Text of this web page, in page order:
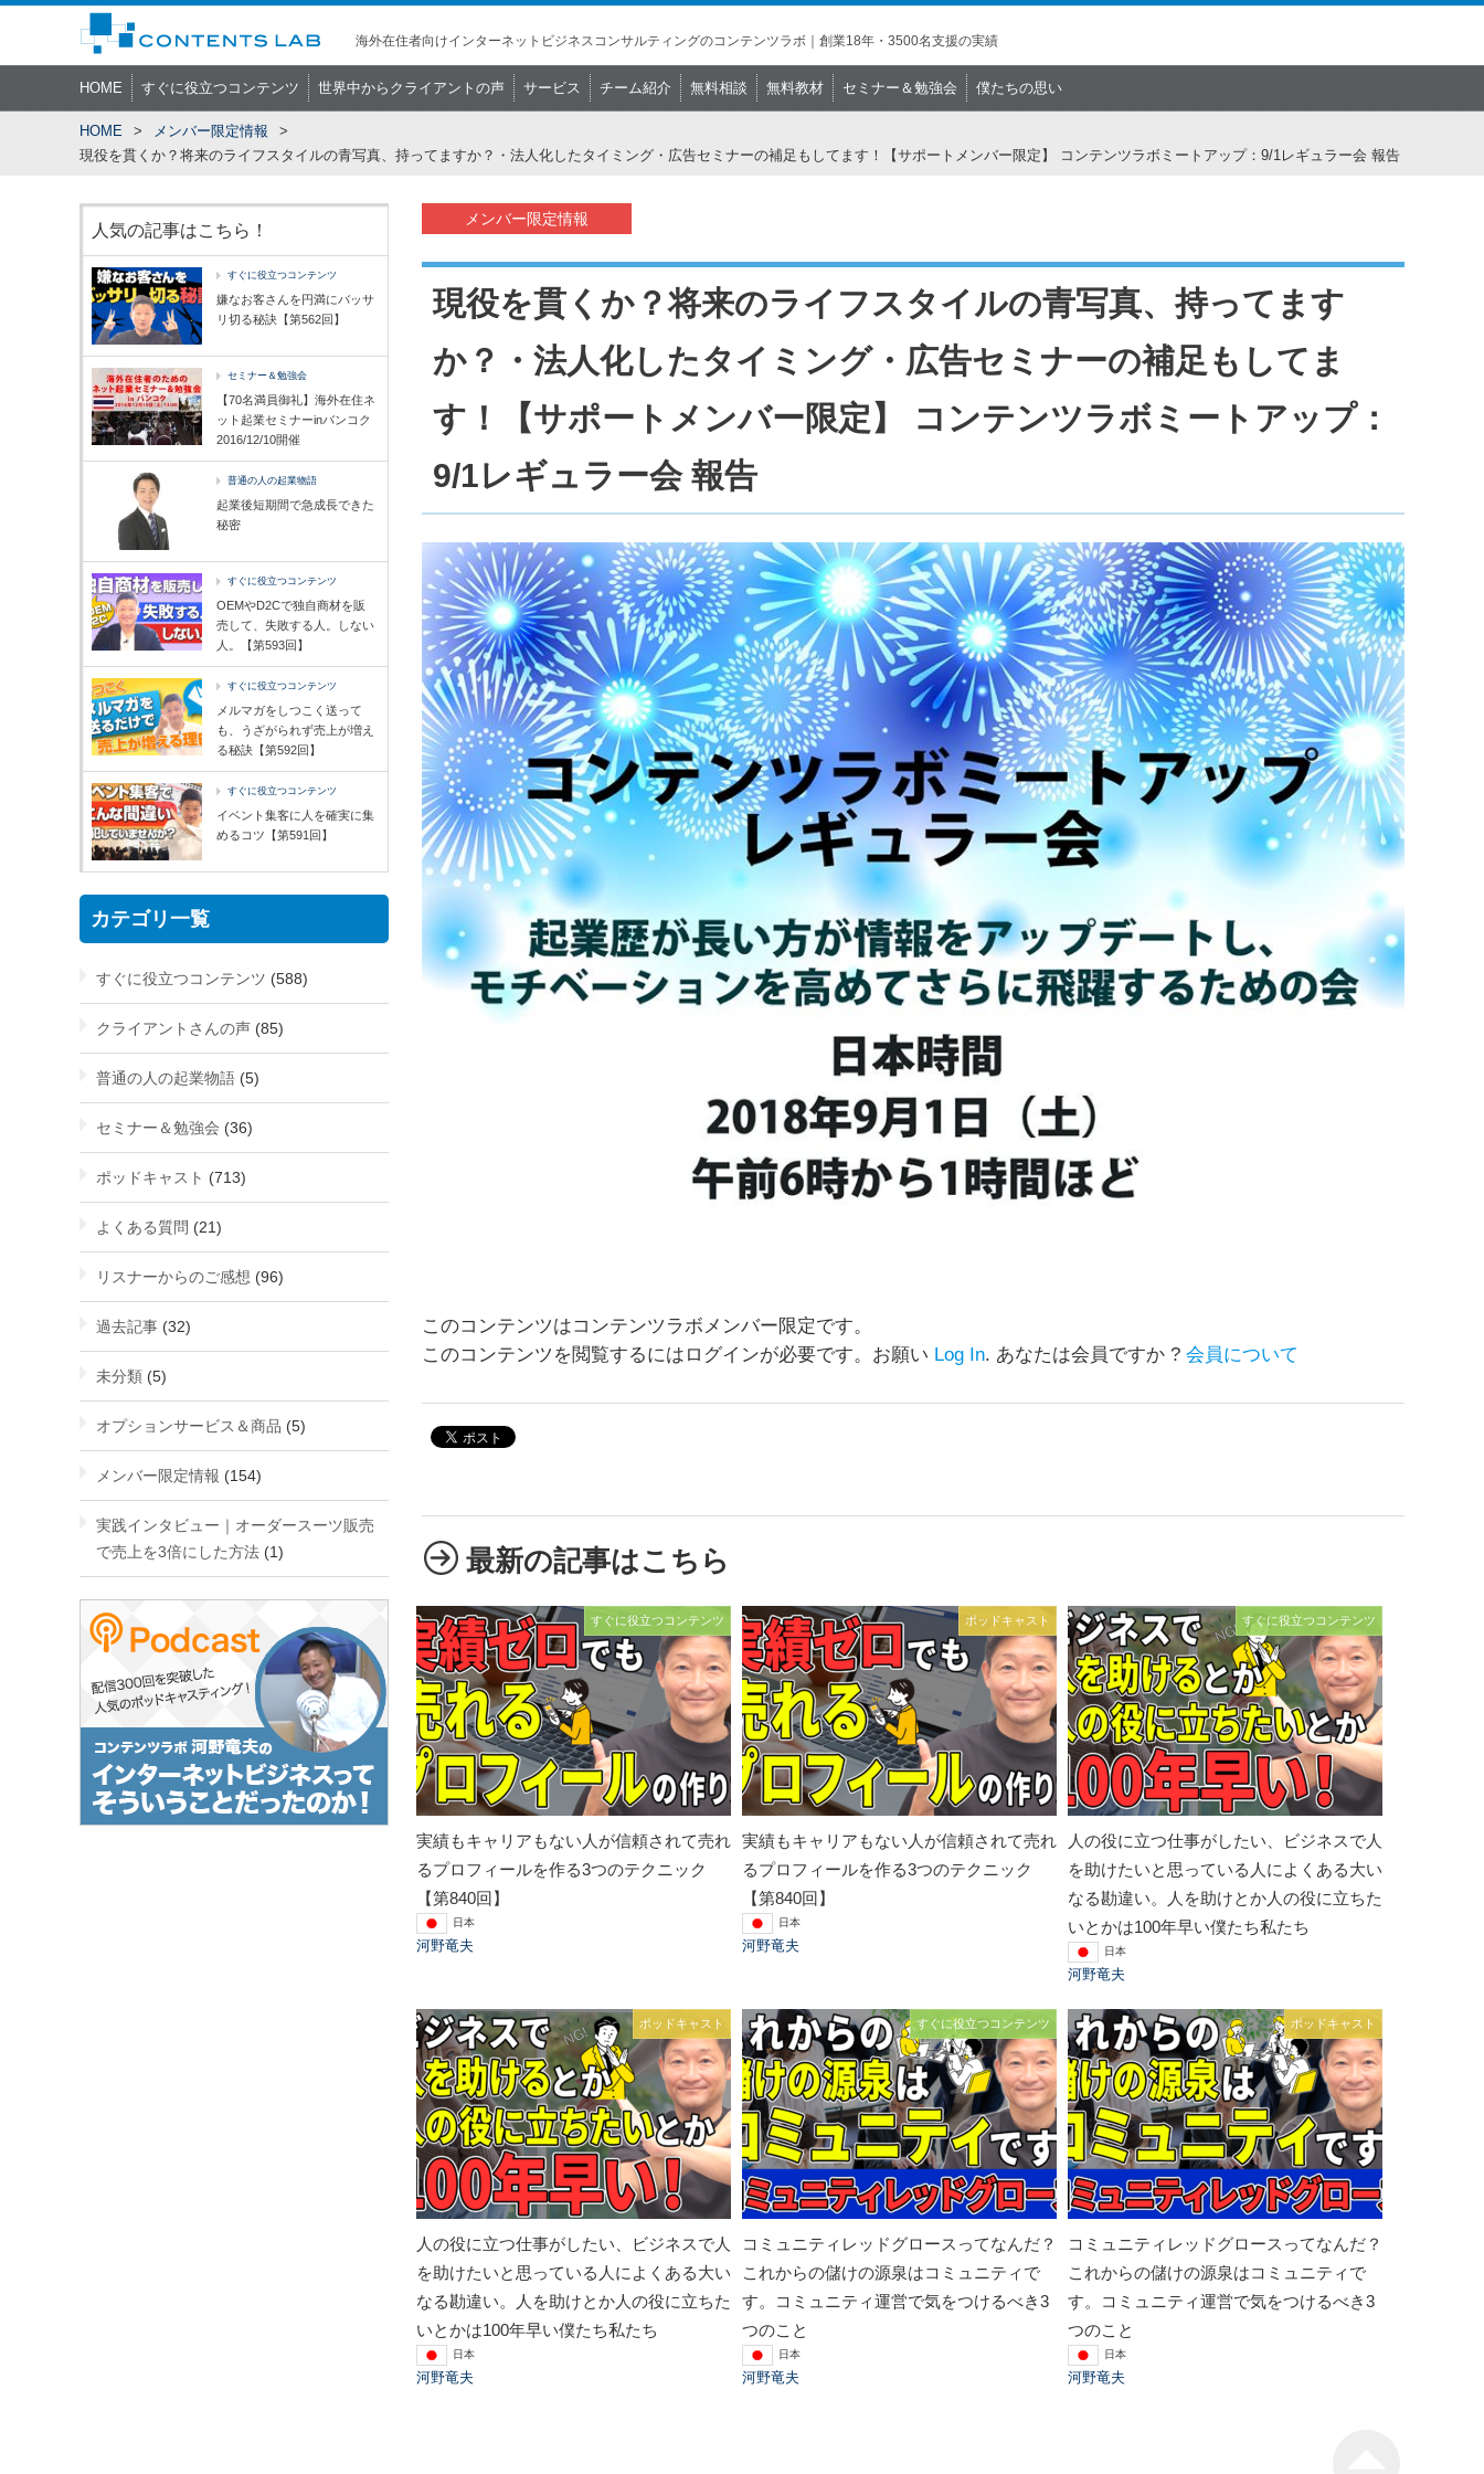
海外在住者向けインターネットビジネスコンサルティングのコンテンツラボ｜創業18年・3500名支援の実績
HOME すぐに役立つコンテンツ 世界中からクライアントの声 サービス チーム紹介 無料相談 無料教材 セミナー＆勉強会 僕たちの思い
HOME
メンバー限定情報
現役を貫くか？将来のライフスタイルの青写真、持ってますか？・法人化したタイミング・広告セミナーの補足もしてます！【サポートメンバー限定】 コンテンツラボミートアップ：9/1レギュラー会 報告
メンバー限定情報
現役を貫くか？将来のライフスタイルの青写真、持ってます
か？・法人化したタイミング・広告セミナーの補足もしてま
す！【サポートメンバー限定】 コンテンツラボミートアップ：
9/1レギュラー会 報告
このコンテンツを閲覧するにはログインが必要です。お願い Log In. あなたは会員ですか ? 会員について
最新の記事はこちら
すぐに役立つコンテンツ
実績もキャリアもない人が信頼されて売れ
るプロフィールを作る3つのテクニック
【第840回】
日本
河野竜夫
ポッドキャスト
実績もキャリアもない人が信頼されて売れ
るプロフィールを作る3つのテクニック
【第840回】
日本
河野竜夫
すぐに役立つコンテンツ
人の役に立つ仕事がしたい、ビジネスで人
を助けたいと思っている人によくある大い
なる勘違い。人を助けとか人の役に立ちた
いとかは100年早い僕たち私たち
日本
河野竜夫
ポッドキャスト
人の役に立つ仕事がしたい、ビジネスで人
を助けたいと思っている人によくある大い
なる勘違い。人を助けとか人の役に立ちた
いとかは100年早い僕たち私たち
日本
河野竜夫
すぐに役立つコンテンツ
コミュニティレッドグロースってなんだ？
これからの儲けの源泉はコミュニティで
す。コミュニティ運営で気をつけるべき3
つのこと
日本
河野竜夫
ポッドキャスト
コミュニティレッドグロースってなんだ？
これからの儲けの源泉はコミュニティで
す。コミュニティ運営で気をつけるべき3
つのこと
日本
河野竜夫
人気の記事はこちら！
すぐに役立つコンテンツ
嫌なお客さんを円満にバッサ
リ切る秘訣【第562回】
セミナー＆勉強会
【70名満員御礼】海外在住ネ
ット起業セミナーinバンコク
2016/12/10開催
普通の人の起業物語
起業後短期間で急成長できた
秘密
すぐに役立つコンテンツ
OEMやD2Cで独自商材を販
売して、失敗する人。しない
人。【第593回】
すぐに役立つコンテンツ
メルマガをしつこく送って
も、うざがられず売上が増え
る秘訣【第592回】
すぐに役立つコンテンツ
イベント集客に人を確実に集
めるコツ【第591回】
カテゴリ一覧
すぐに役立つコンテンツ (588)
クライアントさんの声 (85)
普通の人の起業物語 (5)
セミナー＆勉強会 (36)
ポッドキャスト (713)
よくある質問 (21)
リスナーからのご感想 (96)
過去記事 (32)
未分類 (5)
オプションサービス＆商品 (5)
メンバー限定情報 (154)
実践インタビュー｜オーダースーツ販売
で売上を3倍にした方法 (1)